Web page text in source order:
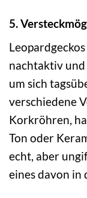
5.
nachtaktiv
um sich
verschiedene
Korkröhren,
Ton oder
echt, aber
eines davon in